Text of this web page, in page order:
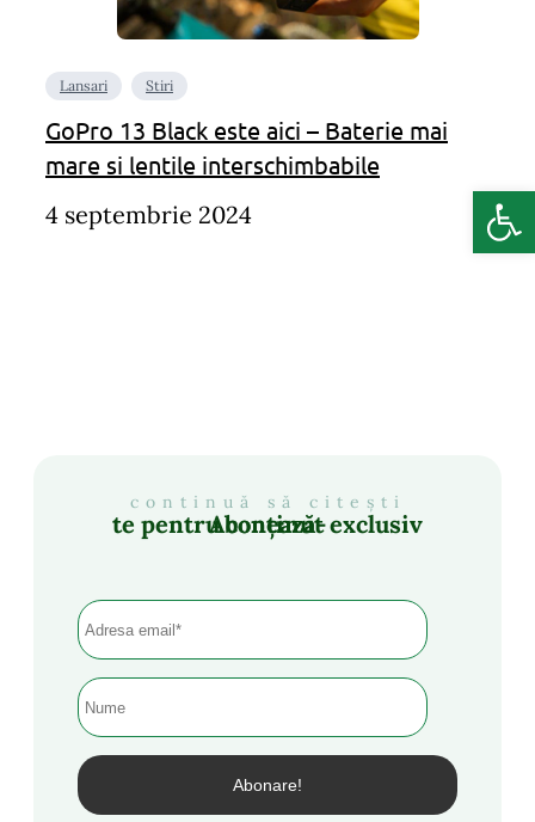
Lansari Stiri
GoPro 13 Black este aici – Baterie mai
mare si lentile interschimbabile
4 septembrie 2024
continuă să citești
Abonează-te pentru conținut exclusiv